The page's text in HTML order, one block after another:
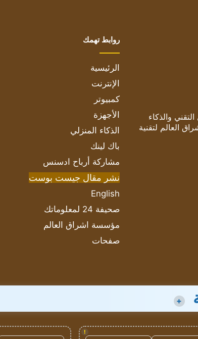
والذكاء
العالم لتقنية
روابط تهمك
الرئيسية
الإنترنت
كمبيوتر
الأجهزة
الذكاء المنزلي
باك لينك
مشاركة أرباح ادسنس
نشر مقال جيست بوست
English
صحيفة 24 لمعلوماتك
مؤسسة اشراق العالم
صفحات
+
!